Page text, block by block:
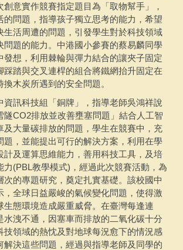
創意實作競賽指定題目為「取物幫手」，
的問題，指導孩子獨立思考的能力，希望
生活周遭的問題，引發學生對於科技領域
問題的能力。中港國小參賽的蔡易麟同學
發想，利用棘輪與彈力結合的讓夾子固定
踩踏與交叉連桿的組合將鐵網抬升固定在
木炭所遇到的安全問題。
資訊科技組「銅牌」，指導老師吳鴻祥說
隧CO2排放並改善壅塞問題」結合人工智
及大量碳排放的問題，學生在競賽中，充
題，並能提出可行的解決方案，利用在學
計及運算思維能力，善用科技工具，及培
力(PBL教學模式)，經過此次競賽活動，為
次的專題研究，奠定扎實基礎。該校國中
，全球日益嚴峻的氣候變化問題，使得激
生態環境造成嚴重威脅。在臺灣每逢連
水洩不通，因塞車而排放的二氧化碳十分
技領域的熱忱及對地球每況愈下的情況感
解決這些問題，經過與指導老師及同學的